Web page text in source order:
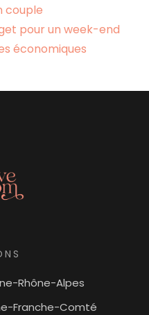
couple
pour un week-end
économiques
Rhône-Alpes
Franche-Comté